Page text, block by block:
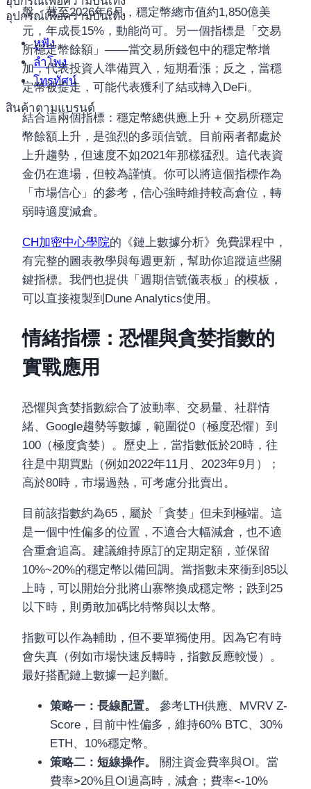
อุปกรณ์เพื่อความบันเทิง
หูฟัง
ลำโพง
โทรทัศน์
สินค้าตามแบรนด์
盤。截至2026年6月，穩定幣總市值約1,850億美
元，年成長15%，動能尚可。另一個指標是「交易
所穩定幣餘額」——當交易所錢包中的穩定幣增
加，代表投資人準備買入，短期看漲；反之，當穩
定幣被提走，可能代表獲利了結或轉入DeFi。
結合這兩個指標：穩定幣總供應上升 + 交易所穩定
幣餘額上升，是強烈的多頭信號。目前兩者都處於
上升趨勢，但速度不如2021年那樣猛烈。這代表資
金仍在進場，但較為謹慎。你可以將這個指標作為
「市場信心」的參考，信心強時維持較高倉位，轉
弱時適度減倉。
CH加密中心學院的《鏈上數據分析》免費課程中，
有完整的圖表教學與每週更新，幫助你追蹤這些關
鍵指標。我們也提供「週期信號儀表板」的模板，
可以直接複製到Dune Analytics使用。
情緒指標：恐懼與貪婪指數的
實戰應用
恐懼與貪婪指數綜合了波動率、交易量、社群情
緒、Google趨勢等數據，範圍從0（極度恐懼）到
100（極度貪婪）。歷史上，當指數低於20時，往
往是中期買點（例如2022年11月、2023年9月）；
高於80時，市場過熱，可考慮分批賣出。
目前該指數約為65，屬於「貪婪」但未到極端。這
是一個中性偏多的位置，不適合大幅減倉，也不適
合重倉追高。建議維持原訂的定期定額，並保留
10%~20%的穩定幣以備回調。當指數未來衝到85以
上時，可以開始分批將山寨幣換成穩定幣；跌到25
以下時，則勇敢加碼比特幣與以太幣。
指數可以作為輔助，但不要單獨使用。因為它有時
會失真（例如市場快速反轉時，指數反應較慢）。
最好搭配鏈上數據一起判斷。
策略一：長線配置。
參考LTH供應、MVRV Z-
Score，目前中性偏多，維持60% BTC、30%
ETH、10%穩定幣。
策略二：短線操作。
關注資金費率與OI。當
費率>20%且OI過高時，減倉；費率<-10%